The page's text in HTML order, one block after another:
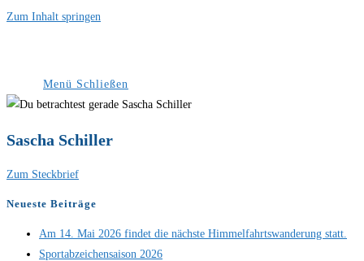
Zum Inhalt springen
Menü Schließen
Sascha Schiller
Zum Steckbrief
Neueste Beiträge
Am 14. Mai 2026 findet die nächste Himmelfahrtswanderung statt.
Sportabzeichensaison 2026